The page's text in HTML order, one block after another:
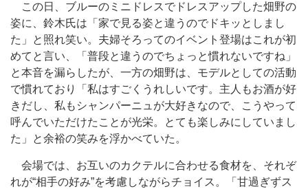
この日、ブルーのミニドレスでドレスアップした畑野の
姿に、鈴木氏は「家で見る姿と違うのでドキッとしまし
た」と照れ笑い。夫婦そろってのイベント登場はこれが初
めてと言い、「普段と違うのでちょっと慣れないですね」
と本音を漏らしたが、一方の畑野は、モデルとしての活動
で慣れており「私はすごくうれしいです。主人もお酒が好
きだし、私もシャンパーニュが大好きなので、こうやって
呼んでいただけたことが光栄。とても楽しみにしていまし
た」と余裕の笑みを浮かべていた。
会場では、お互いのカクテルに合わせる食材を、それぞ
れが“相手の好み”を考慮しながらチョイス。「甘過ぎずス